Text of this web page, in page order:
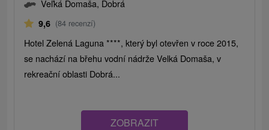
Veľká Domaša, Dobrá
9,6 (84 recenzí)
Hotel Zelená Laguna ****, který byl otevřen v roce 2015,
se nachází na břehu vodní nádrže Velká Domaša, v
rekreační oblasti Dobrá...
ZOBRAZIT